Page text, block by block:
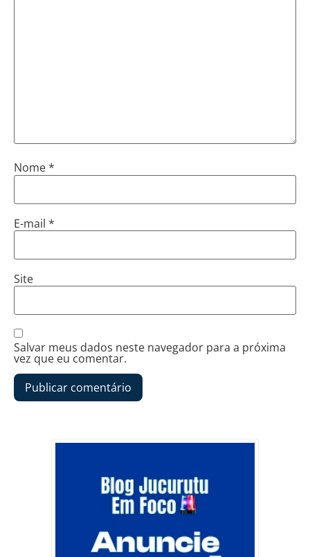
Nome*
E-mail *
Site
Salvar meus dados neste navegador para a próxima
vez que eu comentar.